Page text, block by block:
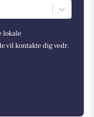
lokale
vil kontakte dig vedr.